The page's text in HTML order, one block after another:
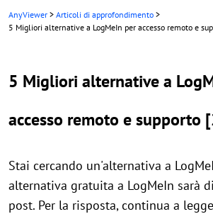
AnyViewer > Articoli di approfondimento >
5 Migliori alternative a LogMeIn per accesso remoto e
5 Migliori alternative a
accesso remoto e supporto
Stai cercando un'alternativa a
alternativa gratuita a LogMeIn sarà
post. Per la risposta, continua a